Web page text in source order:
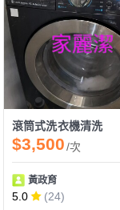
滾筒式洗衣機清洗
$3,500/次
黃政育
5.0
(24)